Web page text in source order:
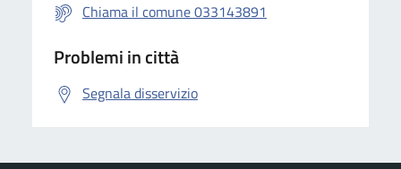
Chiama il comune 033143891
Problemi in città
Segnala disservizio